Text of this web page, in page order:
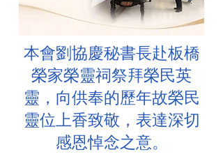
本會劉協慶秘書長赴板橋
榮家榮靈祠祭拜榮民英
靈，向供奉的歷年故榮民
靈位上香致敬，表達深切
感恩悼念之意。